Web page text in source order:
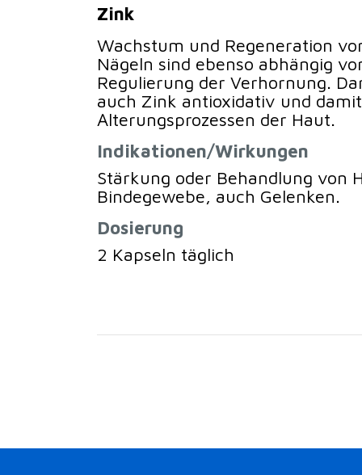
Zink
Wachstum und Regeneration
Nägeln sind ebenso abhängig
Regulierung der Verhornung.
auch Zink antioxidativ und
Alterungsprozessen der Haut.
Indikationen/Wirkungen
Stärkung oder Behandlung von
Bindegewebe, auch Gelenken.
Dosierung
2 Kapseln täglich